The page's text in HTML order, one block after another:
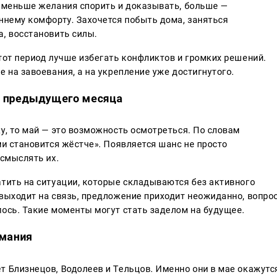
желания спорить и доказывать, больше —
комфорту. Захочется побыть дома, заняться
восстановить силы.
период лучше избегать конфликтов и громких решений.
на завоевания, а на укрепление уже достигнутого.
предыдущего месяца
то май — это возможность осмотреться. По словам
становится жёстче». Появляется шанс не просто
их.
на ситуации, которые складываются без активного
на связь, предложение приходит неожиданно,
Такие моменты могут стать заделом на будущее.
Близнецов, Водолеев и Тельцов. Именно они в мае